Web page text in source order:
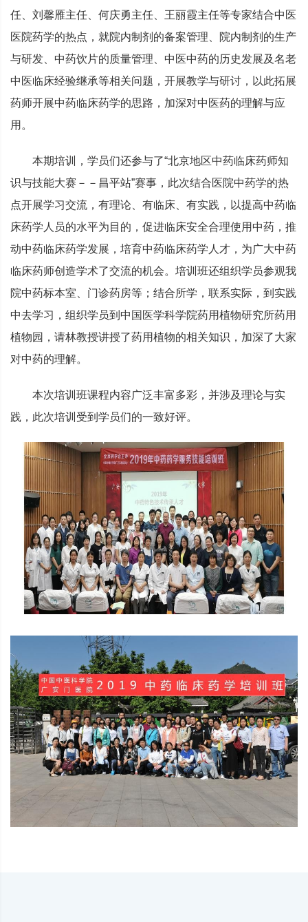
任、刘馨雁主任、何庆勇主任、王丽霞主任等专家结合中医
医院药学的热点，就院内制剂的备案管理、院内制剂的生产
与研发、中药饮片的质量管理、中医中药的历史发展及名老
中医临床经验继承等相关问题，开展教学与研讨，以此拓展
药师开展中药临床药学的思路，加深对中医药的理解与应
用。
本期培训，学员们还参与了“北京地区中药临床药师知
识与技能大赛－－昌平站”赛事，此次结合医院中药学的热
点开展学习交流，有理论、有临床、有实践，以提高中药临
床药学人员的水平为目的，促进临床安全合理使用中药，推
动中药临床药学发展，培育中药临床药学人才，为广大中药
临床药师创造学术了交流的机会。培训班还组织学员参观我
院中药标本室、门诊药房等；结合所学，联系实际，到实践
中去学习，组织学员到中国医学科学院药用植物研究所药用
植物园，请林教授讲授了药用植物的相关知识，加深了大家
对中药的理解。
本次培训班课程内容广泛丰富多彩，并涉及理论与实
践，此次培训受到学员们的一致好评。